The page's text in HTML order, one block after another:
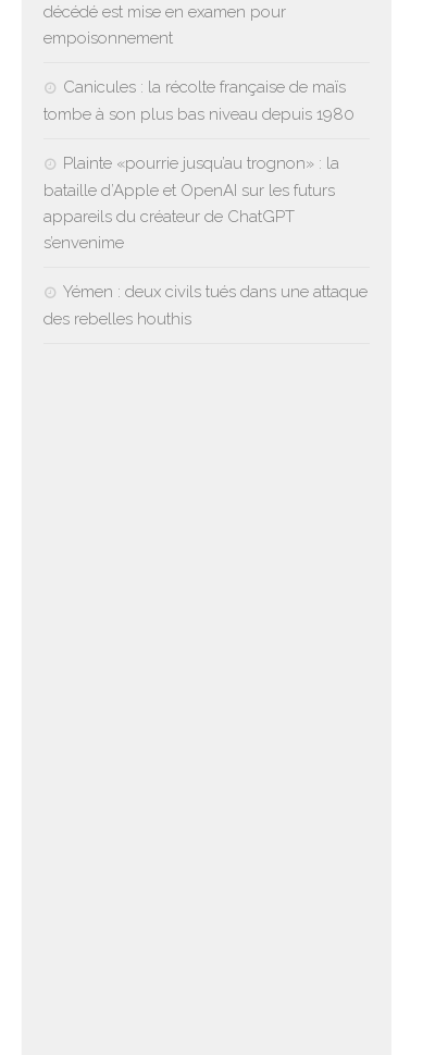
décédé est mise en examen pour
empoisonnement
Canicules : la récolte française de maïs
tombe à son plus bas niveau depuis 1980
Plainte «pourrie jusqu’au trognon» : la
bataille d’Apple et OpenAI sur les futurs
appareils du créateur de ChatGPT
s’envenime
Yémen : deux civils tués dans une attaque
des rebelles houthis